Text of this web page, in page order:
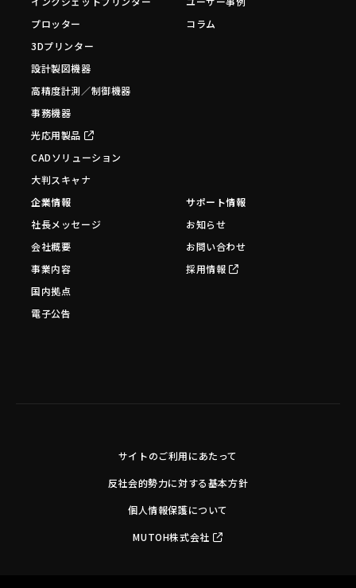
プロッター
3Dプリンター
設計製図機器
高精度計測／制御機器
事務機器
光応用製品
CADソリューション
大判スキャナ
コラム
企業情報
社長メッセージ
会社概要
事業内容
国内拠点
電子公告
サポート情報
お知らせ
お問い合わせ
採用情報
サイトのご利用にあたって
反社会的勢力に対する基本方針
個人情報保護について
MUTOH株式会社